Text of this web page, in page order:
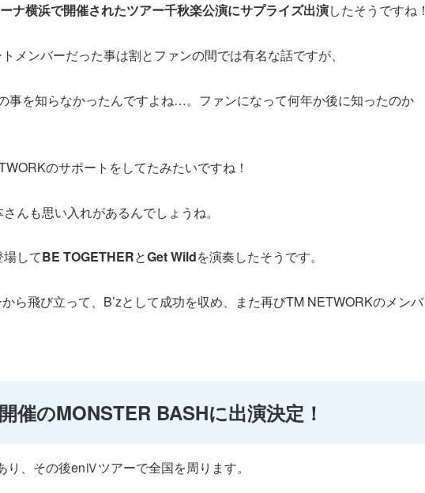
ナ横浜で開催されたツアー千秋楽公演にサプライズ出演したそうですね！
メンバーだった事は割とファンの間では有名な話ですが、
事を知らなかったんですよね…。ファンになって何年か後に知ったのか
のサポートをしてたみたいですね！
んも思い入れがあるんでしょうね。
してBE TOGETHERとGet Wildを演奏したそうです。
ら飛び立って、B’zとして成功を収め、また再びTM NETWORKのメンバ
催のMONSTER BASHに出演決定！
、その後enⅣツアーで全国を周ります。